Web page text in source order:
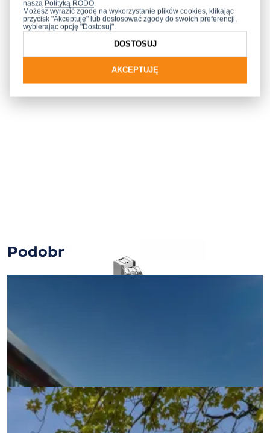
MB-78EI
Przegrody przeciwpożarowe z drzwiami w klasach EI15
do EI90
Podobne obiekty
naszą Polityką RODO.
Możesz wyrazić zgodę na wykorzystanie plików cookies, klikając
przycisk "Akceptuję" lub dostosować zgody do swoich preferencji,
wybierając opcję "Dostosuj".
AKCEPTUJĘ
DOSTOSUJ